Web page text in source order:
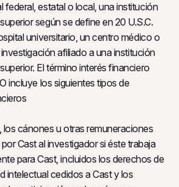
federal, estatal o local, una institución
según se define en 20 U.S.C.
universitario, un centro médico o
afiliado a una institución
El término interés financiero
incluye los siguientes tipos de
los cánones u otras remuneraciones
Cast al investigador si éste trabaja
para Cast, incluidos los derechos de
intelectual cedidos a Cast y los